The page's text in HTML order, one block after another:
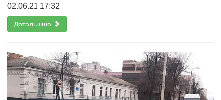
02.06.21 17:32
Детальніше